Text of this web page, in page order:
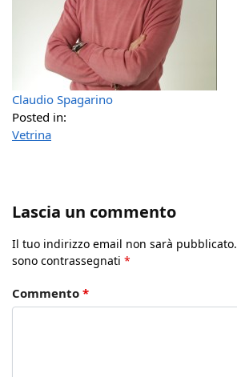
Claudio Spagarino
Posted in:
Vetrina
Lascia un commento
Il tuo indirizzo email non sarà pubblicato.
sono contrassegnati *
Commento *